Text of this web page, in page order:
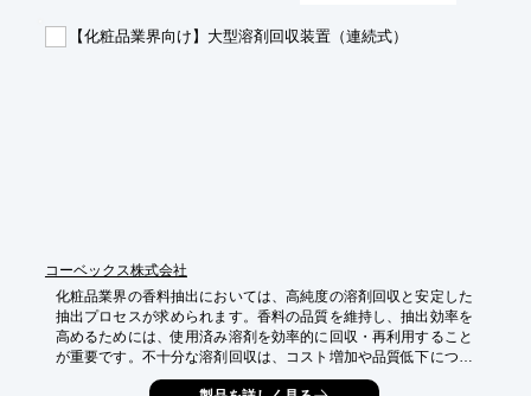
【化粧品業界向け】大型溶剤回収装置（連続式）
コーベックス株式会社
化粧品業界の香料抽出においては、高純度の溶剤回収と安定した
抽出プロセスが求められます。香料の品質を維持し、抽出効率を
高めるためには、使用済み溶剤を効率的に回収・再利用すること
が重要です。不十分な溶剤回収は、コスト増加や品質低下につな
がる可能性があります。当社の大型溶剤回収装置（連続式）は、